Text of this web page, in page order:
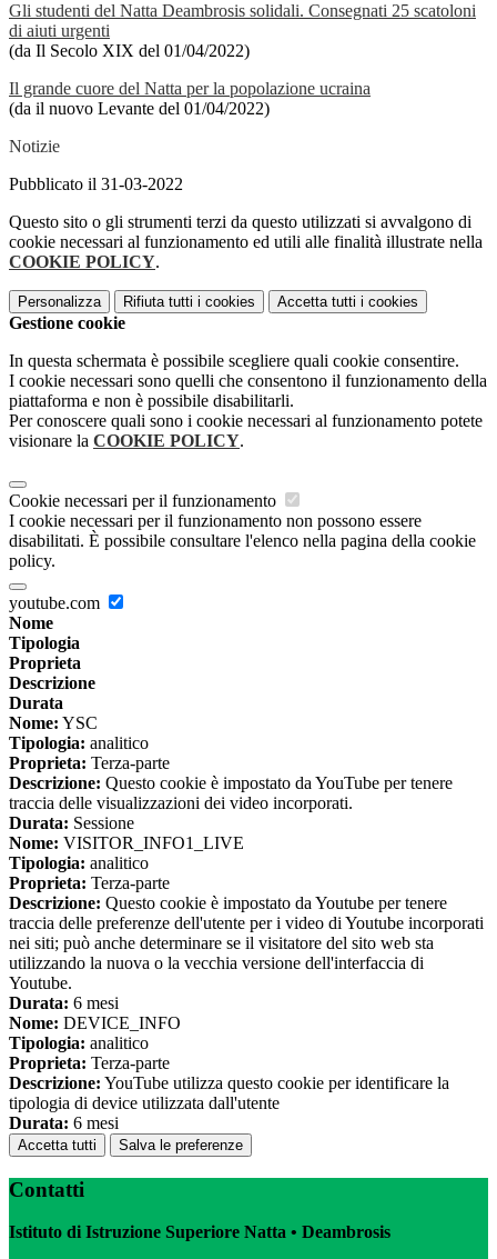
Gli studenti del Natta Deambrosis solidali. Consegnati 25 scatoloni
di aiuti urgenti
(da Il Secolo XIX del 01/04/2022)
Il grande cuore del Natta per la popolazione ucraina
(da il nuovo Levante del 01/04/2022)
Notizie
Pubblicato il 31-03-2022
Questo sito o gli strumenti terzi da questo utilizzati si avvalgono di
cookie necessari al funzionamento ed utili alle finalità illustrate nella
COOKIE POLICY.
Personalizza Rifiuta tutti i cookies Accetta tutti i cookies
Gestione cookie
In questa schermata è possibile scegliere quali cookie consentire.
I cookie necessari sono quelli che consentono il funzionamento della
piattaforma e non è possibile disabilitarli.
Per conoscere quali sono i cookie necessari al funzionamento potete
visionare la COOKIE POLICY.
Cookie necessari per il funzionamento
I cookie necessari per il funzionamento non possono essere
disabilitati. È possibile consultare l'elenco nella pagina della cookie
policy.
youtube.com
Nome
Tipologia
Proprieta
Descrizione
Durata
Nome: YSC
Tipologia: analitico
Proprieta: Terza-parte
Descrizione: Questo cookie è impostato da YouTube per tenere
traccia delle visualizzazioni dei video incorporati.
Durata: Sessione
Nome: VISITOR_INFO1_LIVE
Tipologia: analitico
Proprieta: Terza-parte
Descrizione: Questo cookie è impostato da Youtube per tenere
traccia delle preferenze dell'utente per i video di Youtube incorporati
nei siti; può anche determinare se il visitatore del sito web sta
utilizzando la nuova o la vecchia versione dell'interfaccia di
Youtube.
Durata: 6 mesi
Nome: DEVICE_INFO
Tipologia: analitico
Proprieta: Terza-parte
Descrizione: YouTube utilizza questo cookie per identificare la
tipologia di device utilizzata dall'utente
Durata: 6 mesi
Accetta tutti Salva le preferenze
Contatti
Istituto di Istruzione Superiore Natta • Deambrosis